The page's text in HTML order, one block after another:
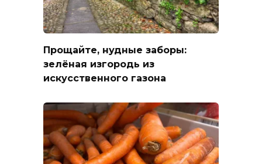
Прощайте, нудные заборы:
зелёная изгородь из
искусственного газона